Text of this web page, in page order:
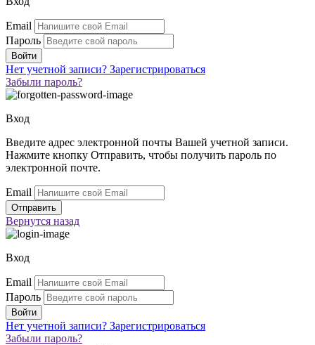
Email
Пароль
Нет учетной записи? Зарегистрироваться
Забыли пароль?
Вход
Введите адрес электронной почты Вашей учетной записи.
Нажмите кнопку Отправить, чтобы получить пароль по
электронной почте.
Email
Вернутся назад
Вход
Email
Пароль
Нет учетной записи? Зарегистрироваться
Забыли пароль?